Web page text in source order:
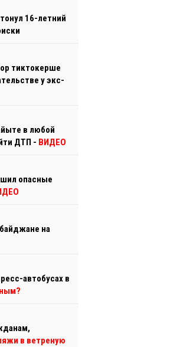
16-летний
тиктокерше
у экс-
в любой
ДТП - ВИДЕО
опасные
на
автобусах в
в ветреную